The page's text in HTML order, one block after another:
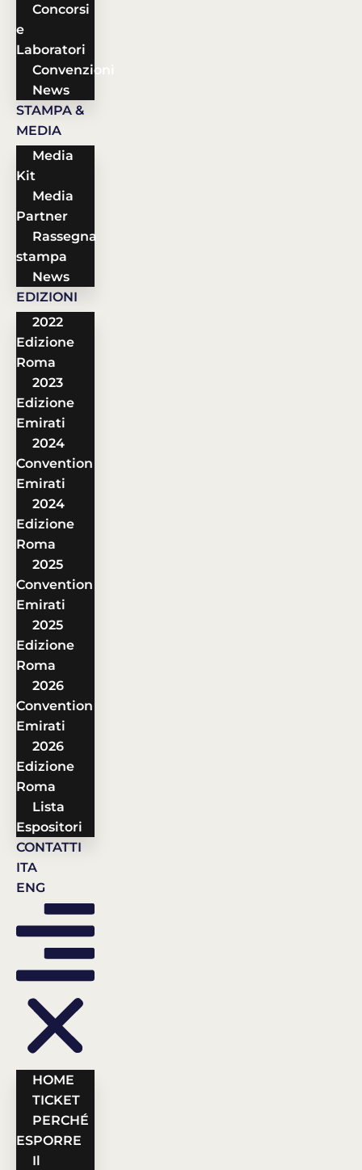
Concorsi
e
Laboratori
Convenzioni
News
STAMPA &
MEDIA
Media
Kit
Media
Partner
Rassegna
stampa
News
EDIZIONI
2022
Edizione
Roma
2023
Edizione
Emirati
2024
Convention
Emirati
2024
Edizione
Roma
2025
Convention
Emirati
2025
Edizione
Roma
2026
Convention
Emirati
2026
Edizione
Roma
Lista
Espositori
CONTATTI
ITA
ENG
HOME
TICKET
PERCHÉ
ESPORRE
Il